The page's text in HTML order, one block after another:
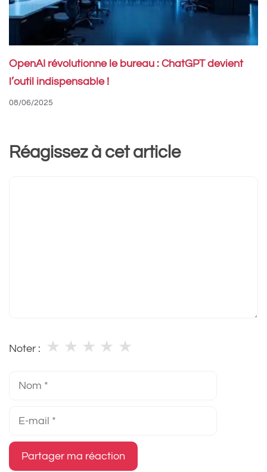
OpenAI révolutionne le bureau : ChatGPT devient
l’outil indispensable !
08/06/2025
Réagissez à cet article
Noter : ★
★
★
★
★